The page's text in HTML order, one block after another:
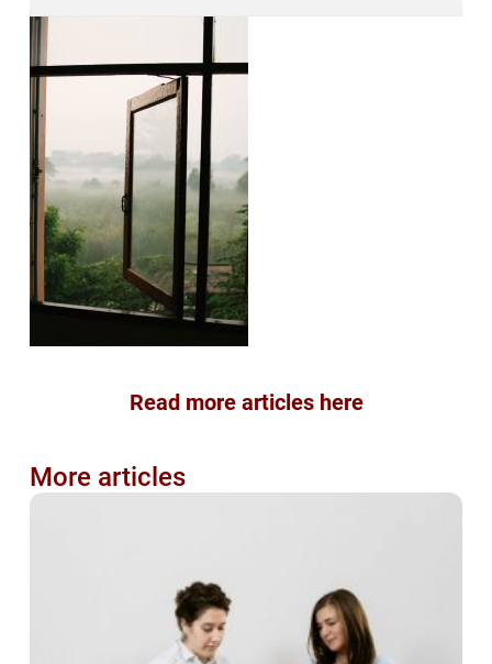
Read more articles here
More articles